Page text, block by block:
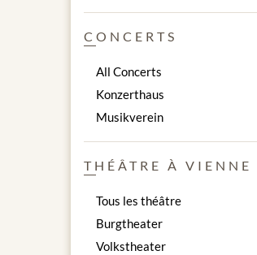
CONCERTS
All Concerts
Konzerthaus
Musikverein
THÉÂTRE À VIENNE
Tous les théâtre
Burgtheater
Volkstheater